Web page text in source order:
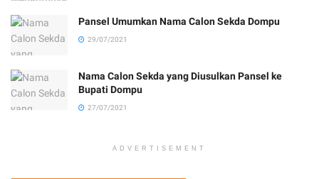
Pansel Umumkan Nama Calon Sekda Dompu
29/07/2021
Nama Calon Sekda yang Diusulkan Pansel ke
Bupati Dompu
27/07/2021
ADVERTISEMENT